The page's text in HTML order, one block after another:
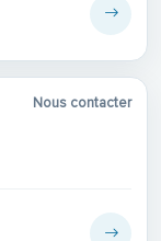
Nous contacter